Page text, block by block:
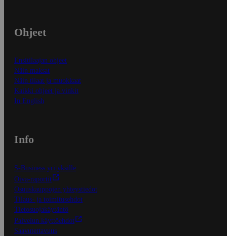
Ohjeet
Ensitilaajan ohjeet
Näin maksat
Näin tilaat ja muokkaat
Kaikki ohjeet ja vinkit
In English
Info
S-Business yrityksille
Oiva-raportit
Osuuskauppojen yhteystiedot
Tilaus- ja toimitusehdot
Tietosuojakäytäntö
Palvelun käyttöehdot
Saavutettavuus